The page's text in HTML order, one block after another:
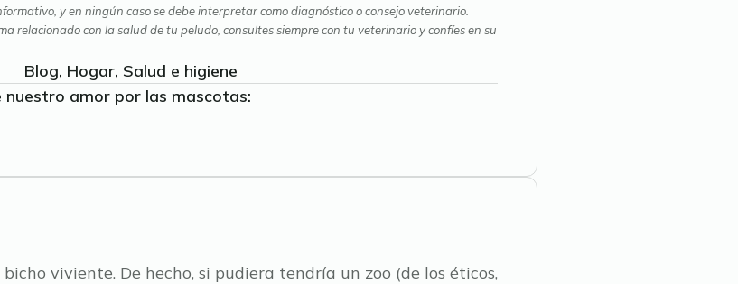
y en ningún caso se debe interpretar como diagnóstico o consejo veterinario.
relacionado con la salud de tu peludo, consultes siempre con tu veterinario y confíes en su
Blog Hogar Salud e higiene
nuestro amor por las mascotas:
viviente. De hecho, si pudiera tendría un zoo (de los éticos,